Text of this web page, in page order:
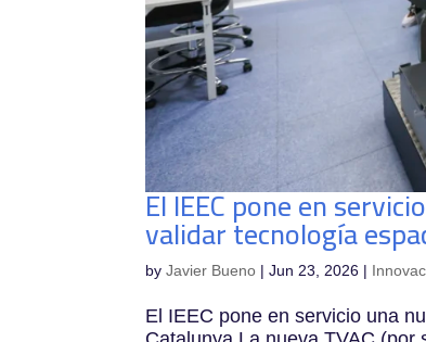
El IEEC pone en
validar tecnología
byJavier Bueno |Jun 23, 2026 |
El IEEC pone en servicio una